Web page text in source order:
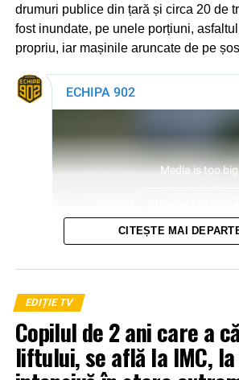
drumuri publice din țară și circa 20 de
fost inundate, pe unele porțiuni,
propriu, iar mașinile aruncate de pe
CITEȘTE MAI
EDIȚIE TV
Copilul de 2 ani care a
liftului, se află la IMC,